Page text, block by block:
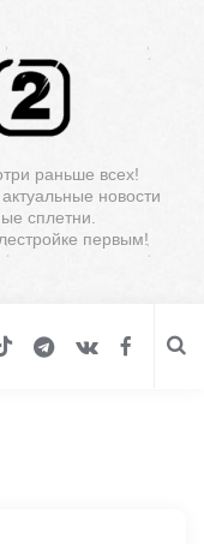
раньше всех!
новости
сплетни.
первым!